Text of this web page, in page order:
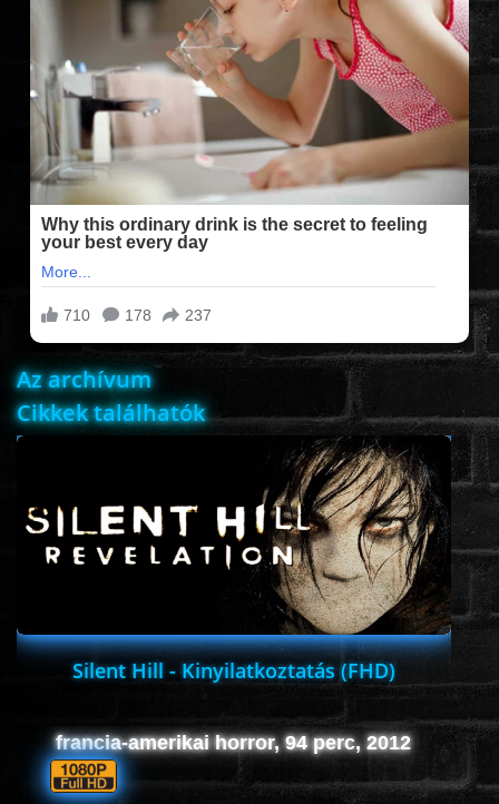
FILMEK (2025-ÖS)
FILMEK (2024-ES)
FILMEK (2023-AS)
FILMEK (2022-ES)
FELIRATOS FILMEK
AKCIÓ
HORROR
ANIMÁCIÓS
KALAND
FANTASY
Az archívum
Cikkek találhatók
Silent Hill - Kinyilatkoztatás (FHD)
francia-amerikai horror, 94 perc, 2012